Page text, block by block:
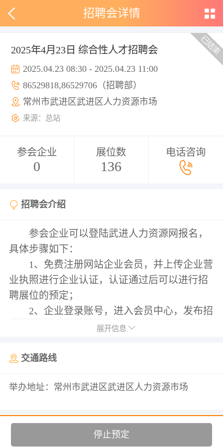
招聘会详情
2025年4月23日 综合性人才招聘会
2025.04.23 08:30 - 2025.04.23 11:00
86529818,86529706（招聘部）
常州市武进区武进区人力资源市场
来源：总站
参会企业
0
展位数
136
电话咨询
招聘会介绍
参会企业可以登陆武进人力资源网报名，
具体步骤如下：
1、免费注册网站企业会员，并上传企业营
业执照进行企业认证，认证通过后可以进行招
聘展位的预定；
2、企业登录账号，进入会员中心，发布招
需要发布的职位；
功。
展开信息
交通路线
举办地址：常州市武进区武进区人力资源市场
停止预定